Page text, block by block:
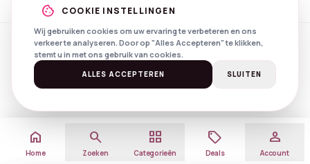
home
Home
search
Zoeken
grid_view
Categorieën
local_offer
Deals
person
Account
© 2026 Beautyprijzen.
Created with
byNXS Digital
SpotlightsPrivacyVoorwaarden
cookie COOKIE INSTELLINGEN
Wij gebruiken cookies om uw ervaring te verbeteren en ons
verkeer te analyseren. Door op "Alles Accepteren" te klikken,
stemt u in met ons gebruik van cookies.
ALLES ACCEPTEREN SLUITEN